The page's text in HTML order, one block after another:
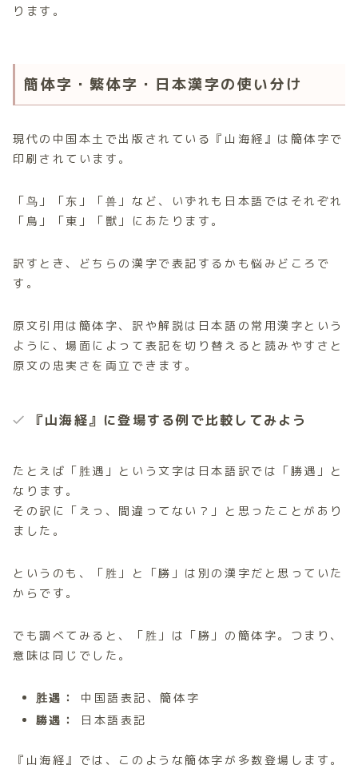
ります。
簡体字・繁体字・日本漢字の使い分け
現代の中国本土で出版されている『山海経』は簡体字で
印刷されています。
「鸟」「东」「兽」など、いずれも日本語ではそれぞれ
「鳥」「東」「獣」にあたります。
訳すとき、どちらの漢字で表記するかも悩みどころで
す。
原文引用は簡体字、訳や解説は日本語の常用漢字という
ように、場面によって表記を切り替えると読みやすさと
原文の忠実さを両立できます。
『山海経』に登場する例で比較してみよう
たとえば「胜遇」という文字は日本語訳では「勝遇」と
なります。
その訳に「えっ、間違ってない？」と思ったことがあり
ました。
というのも、「胜」と「勝」は別の漢字だと思っていた
からです。
でも調べてみると、「胜」は「勝」の簡体字。つまり、
意味は同じでした。
胜遇：
中国語表記、簡体字
勝遇：
日本語表記
『山海経』では、このような簡体字が多数登場します。